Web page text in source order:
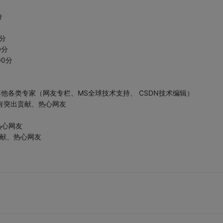
分
各类专家（网友专栏、MS全球技术支持、 CSDN技术编辑）
突出贡献、热心网友
网友
、热心网友